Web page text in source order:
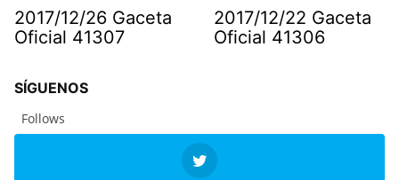
2017/12/26 Gaceta
Oficial 41307
2017/12/22 Gaceta
Oficial 41306
SÍGUENOS
Follows